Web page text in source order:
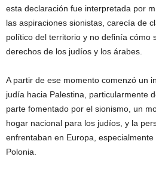
esta declaración fue interpretada por
las aspiraciones sionistas, carecía de
político del territorio y no definía cómo
derechos de los judíos y los árabes.
A partir de ese momento comenzó un
judía hacia Palestina, particularmente
parte fomentado por el sionismo, un
hogar nacional para los judíos, y la
enfrentaban en Europa,
Polonia.